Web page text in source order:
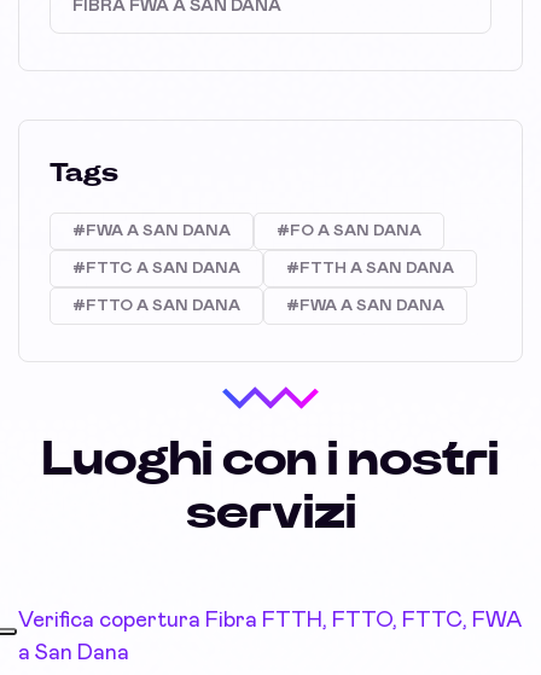
FIBRA FWA A SAN DANA
Tags
#FWA A SAN DANA #FO A SAN DANA
#FTTC A SAN DANA #FTTH A SAN DANA
#FTTO A SAN DANA #FWA A SAN DANA
Luoghi con i nostri
servizi
Verifica copertura Fibra FTTH, FTTO, FTTC, FWA
a San Dana